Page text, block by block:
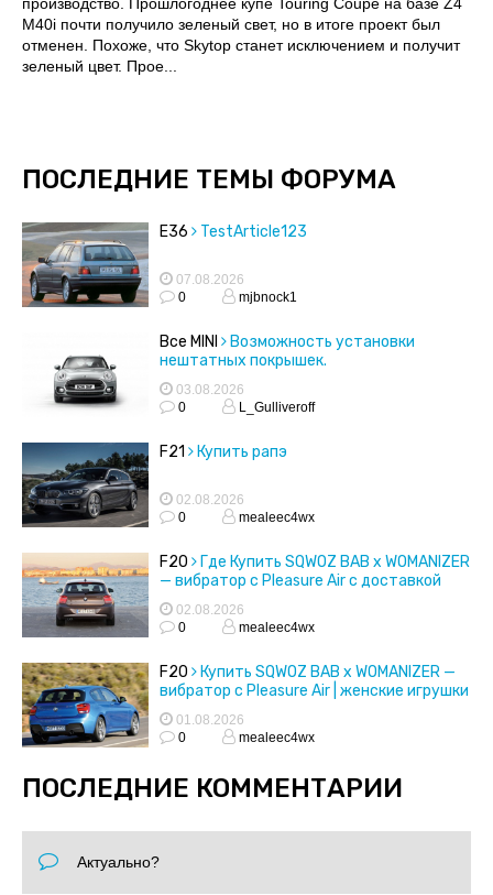
производство. Прошлогоднее купе Touring Coupe на базе Z4
M40i почти получило зеленый свет, но в итоге проект был
отменен. Похоже, что Skytop станет исключением и получит
зеленый цвет. Прое...
ПОСЛЕДНИЕ ТЕМЫ ФОРУМА
E36 TestArticle123
07.08.2026
0
mjbnock1
Все MINI
Возможность установки
нештатных покрышек.
03.08.2026
0
L_Gulliveroff
F21 Купить рапэ
02.08.2026
0
mealeec4wx
F20
Где Купить SQWOZ BAB x WOMANIZER
— вибратор с Pleasure Air с доставкой
02.08.2026
0
mealeec4wx
F20
Купить SQWOZ BAB x WOMANIZER —
вибратор с Pleasure Air | женские игрушки
01.08.2026
0
mealeec4wx
ПОСЛЕДНИЕ КОММЕНТАРИИ
Актуально?